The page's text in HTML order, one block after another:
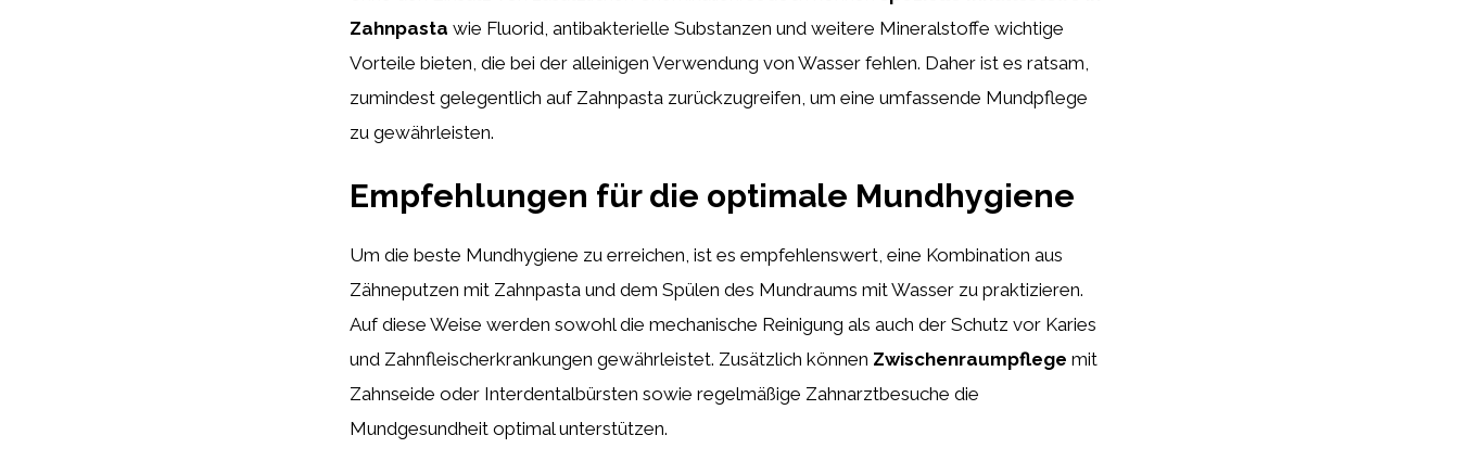
Zahnpasta wie Fluorid, antibakterielle Substanzen und weitere Mineralstoffe wichtige
Vorteile bieten, die bei der alleinigen Verwendung von Wasser fehlen. Daher ist es ratsam,
zumindest gelegentlich auf Zahnpasta zurückzugreifen, um eine umfassende Mundpflege
zu gewährleisten.
Empfehlungen für die optimale Mundhygiene
Um die beste Mundhygiene zu erreichen, ist es empfehlenswert, eine Kombination aus
Zähneputzen mit Zahnpasta und dem Spülen des Mundraums mit Wasser zu praktizieren.
Auf diese Weise werden sowohl die mechanische Reinigung als auch der Schutz vor Karies
und Zahnfleischerkrankungen gewährleistet. Zusätzlich können Zwischenraumpflege mit
Zahnseide oder Interdentalbürsten sowie regelmäßige Zahnarztbesuche die
Mundgesundheit optimal unterstützen.